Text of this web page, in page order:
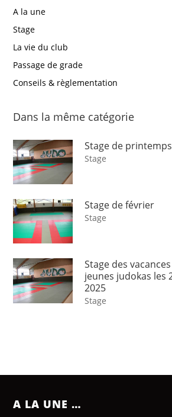
A la une
Stage
La vie du club
Passage de grade
Conseils & règlementation
Dans la même catégorie
Stage de
Stage
Stage de février
Stage
Stage des
jeunes judokas les
2025
Stage
A LA UNE …